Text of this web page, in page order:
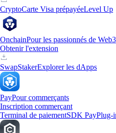
CryptoCarte Visa prépayéeLevel Up
OnchainPour les passionnés de Web3
Obtenir l'extension
SwapStakerExplorer les dApps
PayPour commerçants
Inscription commerçant
Terminal de paiementSDK PayPlug-